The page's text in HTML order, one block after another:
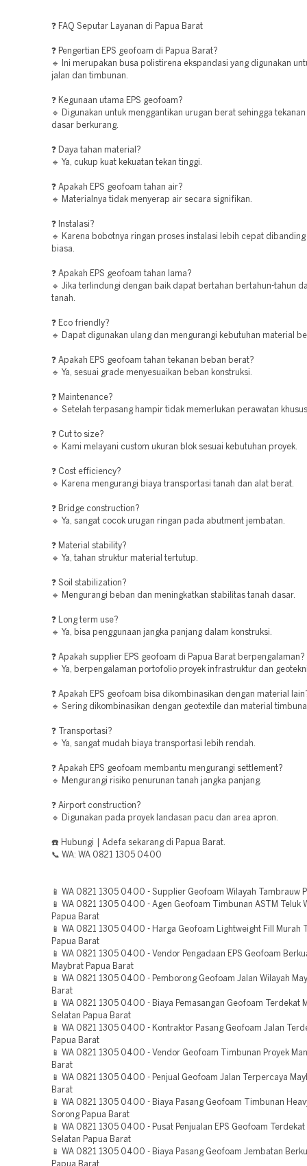
❓ FAQ Seputar Layanan di Papua Barat
❓ Pengertian EPS geofoam di Papua Barat?
🔹 Ini merupakan busa polistirena ekspandasi yang digunakan
jalan dan timbunan.
❓ Kegunaan utama EPS geofoam?
🔹 Digunakan untuk menggantikan urugan berat sehingga
dasar berkurang.
❓ Daya tahan material?
🔹 Ya, cukup kuat kekuatan tekan tinggi.
❓ Apakah EPS geofoam tahan air?
🔹 Materialnya tidak menyerap air secara signifikan.
❓ Instalasi?
🔹 Karena bobotnya ringan proses instalasi lebih cepat
biasa.
❓ Apakah EPS geofoam tahan lama?
🔹 Jika terlindungi dengan baik dapat bertahan bertahun-tahun
tanah.
❓ Eco friendly?
🔹 Dapat digunakan ulang dan mengurangi kebutuhan material
❓ Apakah EPS geofoam tahan tekanan beban berat?
🔹 Ya, sesuai grade menyesuaikan beban konstruksi.
❓ Maintenance?
🔹 Setelah terpasang hampir tidak memerlukan perawatan
❓ Cut to size?
🔹 Kami melayani custom ukuran blok sesuai kebutuhan proyek.
❓ Cost efficiency?
🔹 Karena mengurangi biaya transportasi tanah dan alat berat.
❓ Bridge construction?
🔹 Ya, sangat cocok urugan ringan pada abutment jembatan.
❓ Material stability?
🔹 Ya, tahan struktur material tertutup.
❓ Soil stabilization?
🔹 Mengurangi beban dan meningkatkan stabilitas tanah dasar.
❓ Long term use?
🔹 Ya, bisa penggunaan jangka panjang dalam konstruksi.
❓ Apakah supplier EPS geofoam di Papua Barat berpengalaman?
🔹 Ya, berpengalaman portofolio proyek infrastruktur dan
❓ Apakah EPS geofoam bisa dikombinasikan dengan material
🔹 Sering dikombinasikan dengan geotextile dan material
❓ Transportasi?
🔹 Ya, sangat mudah biaya transportasi lebih rendah.
❓ Apakah EPS geofoam membantu mengurangi settlement?
🔹 Mengurangi risiko penurunan tanah jangka panjang.
❓ Airport construction?
🔹 Digunakan pada proyek landasan pacu dan area apron.
☎️ Hubungi | Adefa sekarang di Papua Barat.
📞 WA: WA 0821 1305 0400
📱 WA 0821 1305 0400 - Supplier Geofoam Wilayah Tambrauw
📱 WA 0821 1305 0400 - Agen Geofoam Timbunan ASTM Teluk
Papua Barat
📱 WA 0821 1305 0400 - Harga Geofoam Lightweight Fill Murah
Papua Barat
📱 WA 0821 1305 0400 - Vendor Pengadaan EPS Geofoam
Maybrat Papua Barat
📱 WA 0821 1305 0400 - Pemborong Geofoam Jalan Wilayah
Barat
📱 WA 0821 1305 0400 - Biaya Pemasangan Geofoam Terdekat
Selatan Papua Barat
📱 WA 0821 1305 0400 - Kontraktor Pasang Geofoam Jalan
Papua Barat
📱 WA 0821 1305 0400 - Vendor Geofoam Timbunan Proyek
Barat
📱 WA 0821 1305 0400 - Penjual Geofoam Jalan Terpercaya
Barat
📱 WA 0821 1305 0400 - Biaya Pasang Geofoam Timbunan
Sorong Papua Barat
📱 WA 0821 1305 0400 - Pusat Penjualan EPS Geofoam
Selatan Papua Barat
📱 WA 0821 1305 0400 - Biaya Pasang Geofoam Jembatan
Papua Barat